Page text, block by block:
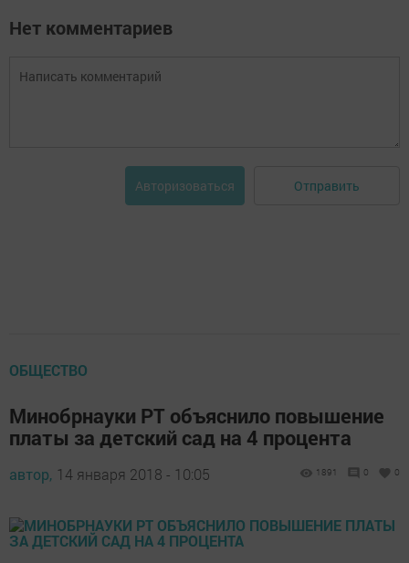
Нет комментариев
Авторизоваться Отправить
ОБЩЕСТВО
Минобрнауки РТ объяснило повышение
платы за детский сад на 4 процента
автор, 14 января 2018 - 10:05 1891 0 0